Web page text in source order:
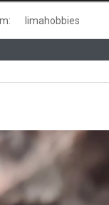
limahobbies